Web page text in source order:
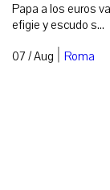
Papa a los euros
efigie y escudo s...
07 / Aug | Roma